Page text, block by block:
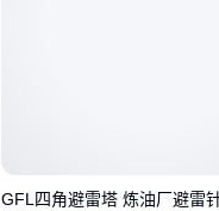
强处理，比如
GFL四角避雷塔 炼油厂避雷